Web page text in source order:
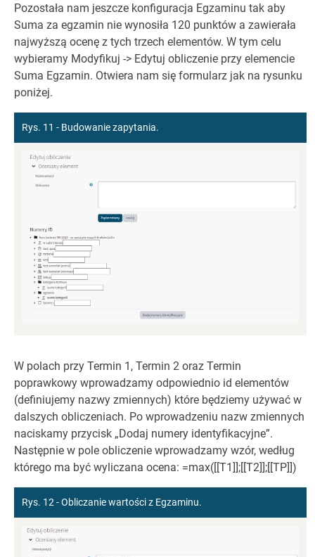
Pozostała nam jeszcze konfiguracja Egzaminu tak aby
Suma za egzamin nie wynosiła 120 punktów a zawierała
najwyższą ocenę z tych trzech elementów. W tym celu
wybieramy Modyfikuj -> Edytuj obliczenie przy elemencie
Suma Egzamin. Otwiera nam się formularz jak na rysunku
poniżej.
Rys. 11 - Budowanie zapytania.
W polach przy Termin 1, Termin 2 oraz Termin
poprawkowy wprowadzamy odpowiednio id elementów
(definiujemy nazwy zmiennych) które będziemy używać w
dalszych obliczeniach. Po wprowadzeniu nazw zmiennych
naciskamy przycisk „Dodaj numery identyfikacyjne”.
Następnie w pole obliczenie wprowadzamy wzór, według
którego ma być wyliczana ocena: =max([[T1]];[[T2]];[[TP]])
Rys. 12 - Obliczanie wartości z Egzaminu.